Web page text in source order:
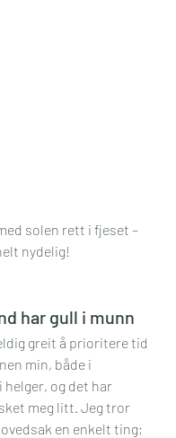
solen rett i fjeset –
nydelig!
har gull i munn
greit å prioritere tid
min, både i
helger, og det har
meg litt. Jeg tror
en enkelt ting;